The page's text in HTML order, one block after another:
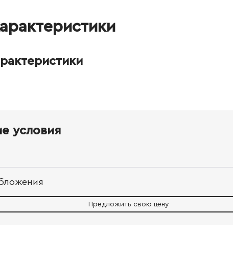
условия
Предложить свою цену